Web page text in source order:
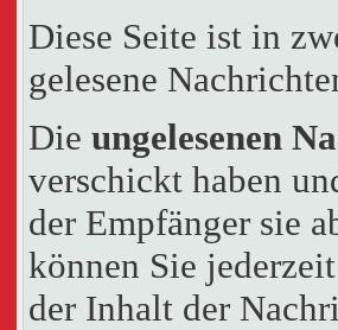
Diese Seite ist in
gelesene
Die ungelesenen
verschickt haben
der Empfänger sie
können Sie
der Inhalt der